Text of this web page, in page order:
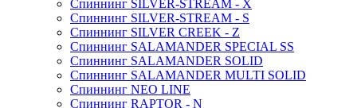
Спиннинг SILVER-STREAM - X
Спиннинг SILVER-STREAM - S
Спиннинг SILVER CREEK - Z
Спиннинг SALAMANDER SPECIAL SS
Спиннинг SALAMANDER SOLID
Спиннинг SALAMANDER MULTI SOLID
Спиннинг NEO LINE
Спиннинг RAPTOR - N